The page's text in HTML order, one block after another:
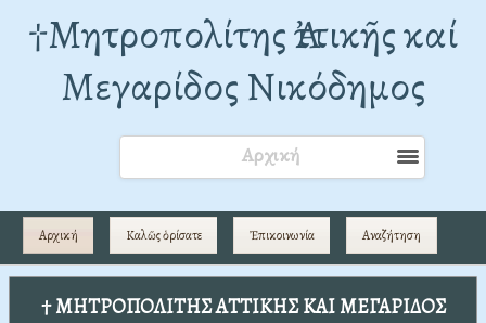
†Mητροπολίτης Ἀττικῆς καί
Μεγαρίδος Νικόδημος
Αρχική
Αρχική Καλῶς ὁρίσατε Ἐπικοινωνία Αναζήτηση
† ΜΗΤΡΟΠΟΛΙΤΗΣ ΑΤΤΙΚΗΣ ΚΑΙ ΜΕΓΑΡΙΔΟΣ